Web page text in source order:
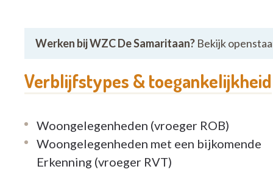
hart toe te dragen. Vriendelijkheid,
glimlach.
Werken bij WZC De Samaritaan? Bekijk
Verblijfstypes & toegankelijkheid
Woongelegenheden (vroeger ROB)
Woongelegenheden met een bijkomende
Erkenning (vroeger RVT)